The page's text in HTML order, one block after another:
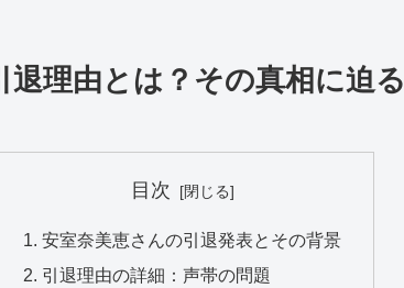
退理由とは？その真相に迫る
目次
安室奈美恵さんの引退発表とその背景
引退理由の詳細：声帯の問題